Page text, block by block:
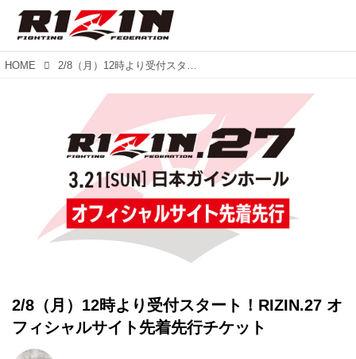
HOME 2/8（月）12時より受付スタート！RIZIN.27 オフィシャルサイト先着先行チケット
2/8（月）12時より受付スタート！RIZIN.27 オ
フィシャルサイト先着先行チケット